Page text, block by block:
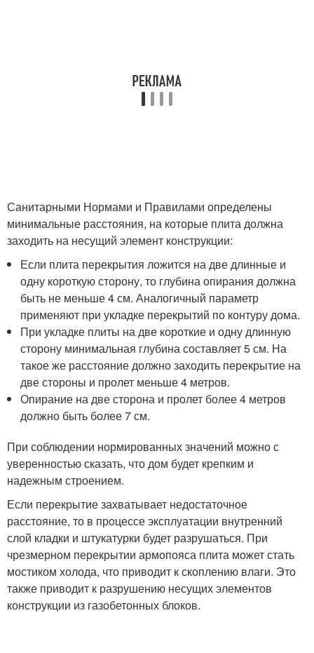
Санитарными Нормами и Правилами определены
минимальные расстояния, на которые плита должна
заходить на несущий элемент конструкции:
Если плита перекрытия ложится на две длинные и
одну короткую сторону, то глубина опирания должна
быть не меньше 4 см. Аналогичный параметр
применяют при укладке перекрытий по контуру дома.
При укладке плиты на две короткие и одну длинную
сторону минимальная глубина составляет 5 см. На
такое же расстояние должно заходить перекрытие на
две стороны и пролет меньше 4 метров.
Опирание на две сторона и пролет более 4 метров
должно быть более 7 см.
При соблюдении нормированных значений можно с
уверенностью сказать, что дом будет крепким и
надежным строением.
Если перекрытие захватывает недостаточное
расстояние, то в процессе эксплуатации внутренний
слой кладки и штукатурки будет разрушаться. При
чрезмерном перекрытии армопояса плита может стать
мостиком холода, что приводит к скоплению влаги. Это
также приводит к разрушению несущих элементов
конструкции из газобетонных блоков.